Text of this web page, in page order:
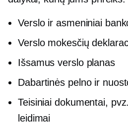
Verslo ir asmeniniai
Verslo mokesčių
Išsamus verslo planas
Dabartinės pelno ir
Teisiniai dokumentai,
leidimai